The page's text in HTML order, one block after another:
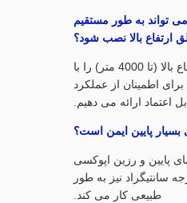
می تواند به طور مستقیم
ارتفاع بالا نصب شود؟
بله، ما نسخه های ارتفاع بالا (تا 4000 متر) را با
اطمینان از عملکرد
اعتماد ارائه می دهیم.
پایین و رزین اپوکسی
به یخ، حتی در -40 درجه سانتیگراد نیز به طور
طبیعی کار می کند.